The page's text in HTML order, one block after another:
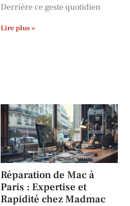
Derrière ce geste quotidien
Lire plus »
Réparation de Mac à
Paris : Expertise et
Rapidité chez Madmac